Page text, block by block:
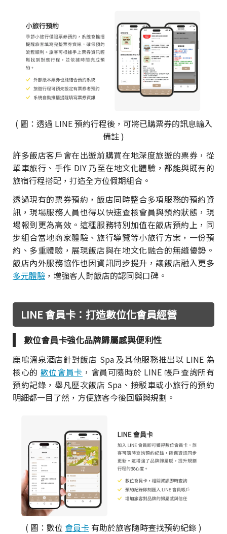
( 圖：透過 LINE 預約行程後，可將已購票券的訊息輸入
備註 )
許多飯店客戶會在出遊前購買在地深度旅遊的票券，從
單車旅行、手作 DIY 乃至在地文化體驗，都能與既有的
旅宿行程搭配，打造全方位假期組合。
透過現有的票券預約，飯店同時整合多項服務的預約資
訊，現場服務人員也得以快速查核會員與預約狀態，現
場報到更為高效。這種服務特別加值在飯店預約上，同
步組合當地商家體驗、旅行導覽等小旅行方案，一份預
約、多重體驗，展現飯店與在地文化融合的無縫優勢。
飯店內外服務協作也因資訊同步提升，讓飯店融入更多
多元體驗 ，增強客人對飯店的認同與口碑。
LINE 會員卡：打造數位化會員經營
數位會員卡強化品牌歸屬感與便利性
鹿鳴溫泉酒店針對飯店 Spa 及其他服務推出以 LINE 為
核心的 數位會員卡 ，會員可隨時於 LINE 帳戶查詢所有
預約記錄，舉凡歷次飯店 Spa、接駁車或小旅行的預約
明細都一目了然，方便旅客今後回顧與規劃。
( 圖：數位 會員卡 有助於旅客隨時查找預約紀錄 )